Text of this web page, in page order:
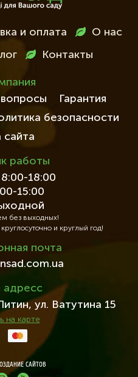
и оплата О нас
Контакты
Гарантия
безопасности
сайта
работы
18:00
15:00
без выходных!
и круглый год!
почта
адресc
ул. Ватутина 15
на карте
САЙТОВ
САЙТОВ